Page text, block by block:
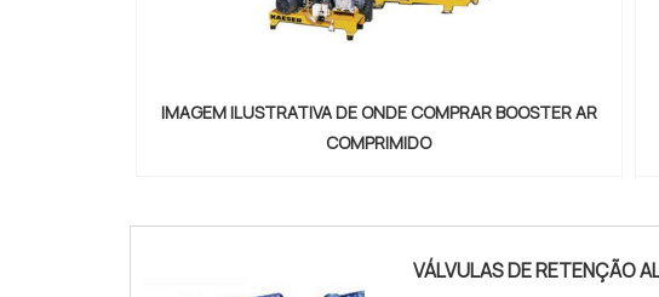
IMAGEM ILUSTRATIVA DE ONDE COMPRAR BOOSTER AR
COMPRIMIDO
VÁLVULAS DE RETENÇÃO